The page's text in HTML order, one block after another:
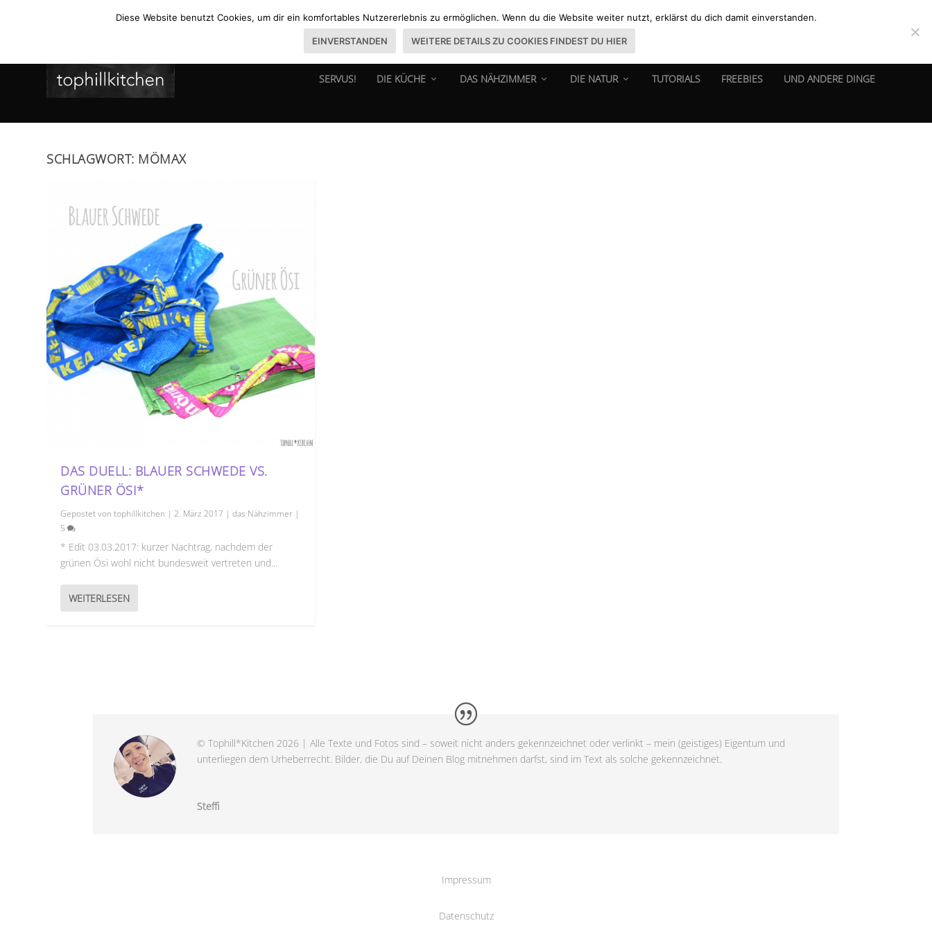
SERVUS! DIE KÜCHE DAS NÄHZIMMER DIE NATUR TUTORIALS FREEBIES UND ANDERE DINGE
SCHLAGWORT: MÖMAX
DAS DUELL: BLAUER SCHWEDE VS.
GRÜNER ÖSI*
Gepostet vontophillkitchen |2. März 2017 |das Nähzimmer |
5
* Edit 03.03.2017: kurzer Nachtrag, nachdem der
grünen Ösi wohl nicht bundesweit vertreten und...
WEITERLESEN
© Tophill*Kitchen 2026 | Alle Texte und Fotos sind – soweit nicht anders gekennzeichnet oder verlinkt – mein (geistiges) Eigentum und
unterliegen dem Urheberrecht. Bilder, die Du auf Deinen Blog mitnehmen darfst, sind im Text als solche gekennzeichnet.
Steffi
Impressum
Datenschutz
Diese Website benutzt Cookies, um dir ein komfortables Nutzererlebnis zu ermöglichen. Wenn du die Website weiter nutzt, erklärst du dich damit einverstanden.
EINVERSTANDEN WEITERE DETAILS ZU COOKIES FINDEST DU HIER